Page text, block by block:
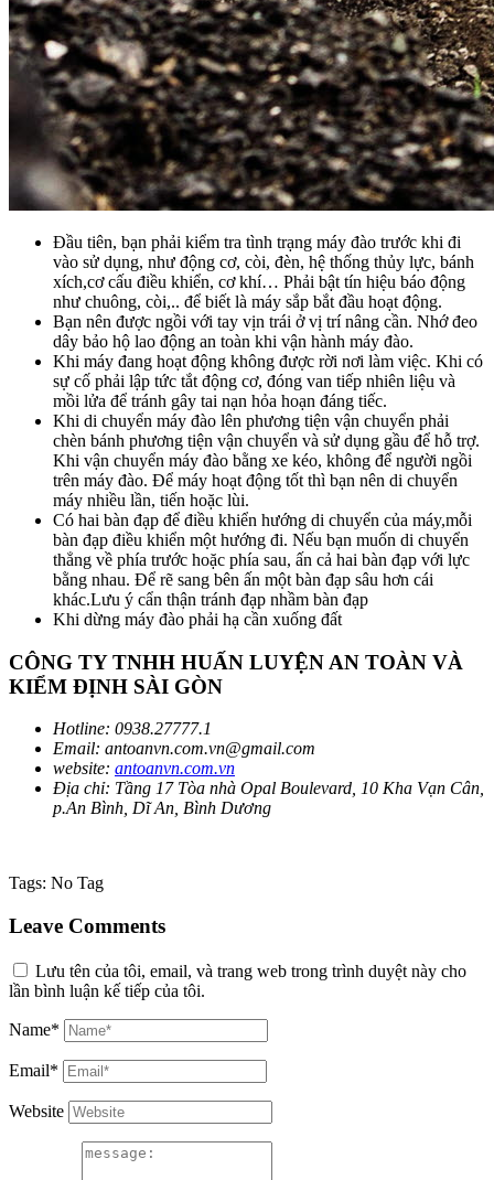
Đầu tiên, bạn phải kiểm tra tình trạng máy đào trước khi đi
vào sử dụng, như động cơ, còi, đèn, hệ thống thủy lực, bánh
xích,cơ cấu điều khiển, cơ khí… Phải bật tín hiệu báo động
như chuông, còi,.. để biết là máy sắp bắt đầu hoạt động.
Bạn nên được ngồi với tay vịn trái ở vị trí nâng cần. Nhớ đeo
dây bảo hộ lao động an toàn khi vận hành máy đào.
Khi máy đang hoạt động không được rời nơi làm việc. Khi có
sự cố phải lập tức tắt động cơ, đóng van tiếp nhiên liệu và
mồi lửa để tránh gây tai nạn hỏa hoạn đáng tiếc.
Khi di chuyển máy đào lên phương tiện vận chuyển phải
chèn bánh phương tiện vận chuyển và sử dụng gầu để hỗ trợ.
Khi vận chuyển máy đào bằng xe kéo, không để người ngồi
trên máy đào. Để máy hoạt động tốt thì bạn nên di chuyển
máy nhiều lần, tiến hoặc lùi.
Có hai bàn đạp để điều khiển hướng di chuyển của máy,mỗi
bàn đạp điều khiển một hướng đi. Nếu bạn muốn di chuyển
thẳng về phía trước hoặc phía sau, ấn cả hai bàn đạp với lực
bằng nhau. Để rẽ sang bên ấn một bàn đạp sâu hơn cái
khác.Lưu ý cẩn thận tránh đạp nhầm bàn đạp
Khi dừng máy đào phải hạ cần xuống đất
CÔNG TY TNHH HUẤN LUYỆN AN TOÀN VÀ
KIỂM ĐỊNH SÀI GÒN
Hotline: 0938.27777.1
Email: antoanvn.com.vn@gmail.com
website: antoanvn.com.vn
Địa chỉ: Tầng 17 Tòa nhà Opal Boulevard, 10 Kha Vạn Cân,
p.An Bình, Dĩ An, Bình Dương
Tags: No Tag
Leave Comments
Lưu tên của tôi, email, và trang web trong trình duyệt này cho
lần bình luận kế tiếp của tôi.
Name*
Email*
Website